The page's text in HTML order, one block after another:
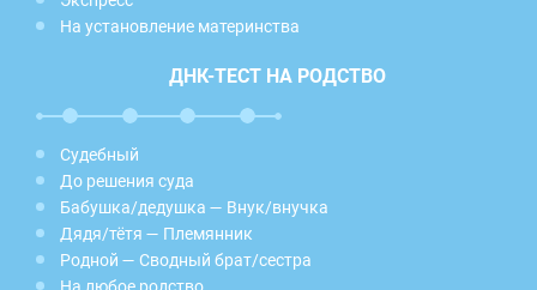
На установление материнства
ДНК-ТЕСТ НА РОДСТВО
Судебный
До решения суда
Бабушка/дедушка — Внук/внучка
Дядя/тётя — Племянник
Родной — Сводный брат/сестра